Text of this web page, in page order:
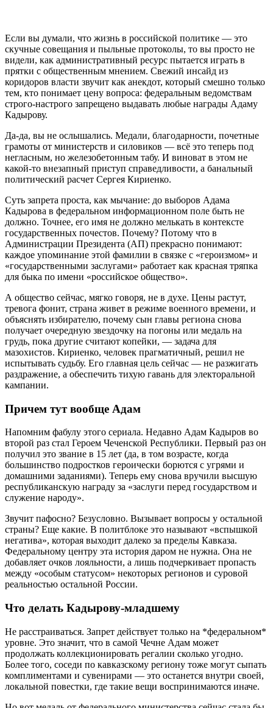
Если вы думали, что жизнь в российской политике — это
скучные совещания и пыльные протоколы, то вы просто не
видели, как административный ресурс пытается играть в
прятки с общественным мнением. Свежий инсайд из
коридоров власти звучит как анекдот, который смешно только
тем, кто понимает цену вопроса: федеральным ведомствам
строго-настрого запрещено выдавать любые награды Адаму
Кадырову.
Да-да, вы не ослышались. Медали, благодарности, почетные
грамоты от министерств и силовиков — всё это теперь под
негласным, но железобетонным табу. И виноват в этом не
какой-то внезапный приступ справедливости, а банальный
политический расчет Сергея Кириенко.
Суть запрета проста, как мычание: до выборов Адама
Кадырова в федеральном информационном поле быть не
должно. Точнее, его имя не должно мелькать в контексте
государственных почестов. Почему? Потому что в
Администрации Президента (АП) прекрасно понимают:
каждое упоминание этой фамилии в связке с «героизмом» и
«государственными заслугами» работает как красная тряпка
для быка по имени «российское общество».
А общество сейчас, мягко говоря, не в духе. Цены растут,
тревога фонит, страна живет в режиме военного времени, и
объяснять избирателю, почему сын главы региона снова
получает очередную звездочку на погоны или медаль на
грудь, пока другие считают копейки, — задача для
мазохистов. Кириенко, человек прагматичный, решил не
испытывать судьбу. Его главная цель сейчас — не разжигать
раздражение, а обеспечить тихую гавань для электоральной
кампании.
Причем тут вообще Адам
Напомним фабулу этого сериала. Недавно Адам Кадыров во
второй раз стал Героем Чеченской Республики. Первый раз он
получил это звание в 15 лет (да, в том возрасте, когда
большинство подростков героически борются с угрями и
домашними заданиями). Теперь ему снова вручили высшую
республиканскую награду за «заслуги перед государством и
служение народу».
Звучит пафосно? Безусловно. Вызывает вопросы у остальной
страны? Еще какие. В политблоке это называют «вспышкой
негатива», которая выходит далеко за пределы Кавказа.
Федеральному центру эта история даром не нужна. Она не
добавляет очков лояльности, а лишь подчеркивает пропасть
между «особым статусом» некоторых регионов и суровой
реальностью остальной России.
Что делать Кадырову-младшему
Не расстраиваться. Запрет действует только на *федеральном*
уровне. Это значит, что в самой Чечне Адам может
продолжать коллекционировать регалии сколько угодно.
Более того, соседи по кавказскому региону тоже могут сыпать
комплиментами и сувенирами — это останется внутри своей,
локальной повестки, где такие вещи воспринимаются иначе.